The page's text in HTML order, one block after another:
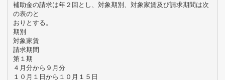
補助金の請求は年２回とし、対象期別、対象家賃及び請求期間は次
の表のと
おりとする。
期別
対象家賃
請求期間
第１期
４月分から９月分
１０月１日から１０月１５日